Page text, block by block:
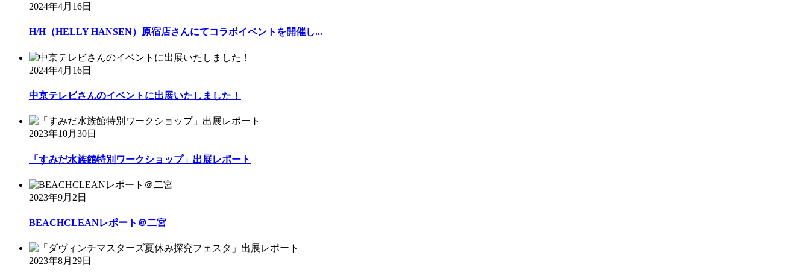
2024年4月16日
H/H（HELLY HANSEN）原宿店さんにてコラボイベントを開催し...
2024年4月16日
中京テレビさんのイベントに出展いたしました！
2023年10月30日
「すみだ水族館特別ワークショップ」出展レポート
2023年9月2日
BEACHCLEANレポート＠二宮
2023年8月29日